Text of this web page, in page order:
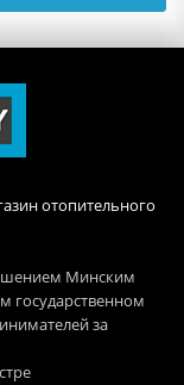
отопительного
Минским
государственном
за